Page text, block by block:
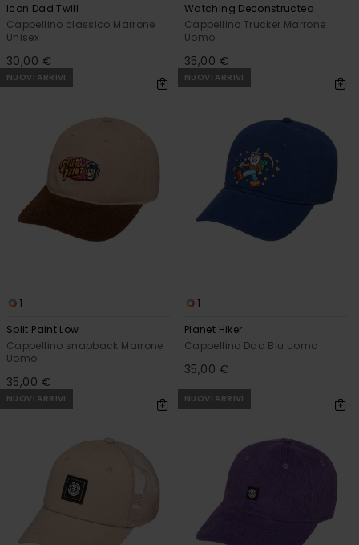
Icon Dad Twill
Cappellino classico Marrone
Unisex
30,00 €
Watching Deconstructed
Cappellino Trucker Marrone
Uomo
35,00 €
NUOVI ARRIVI
1
Split Paint Low
Cappellino snapback Marrone
Uomo
35,00 €
NUOVI ARRIVI
1
Planet Hiker
Cappellino Dad Blu Uomo
35,00 €
NUOVI ARRIVI NUOVI ARRIVI